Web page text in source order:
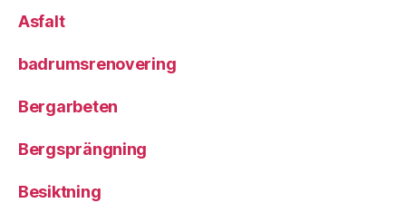
Asfalt
badrumsrenovering
Bergarbeten
Bergsprängning
Besiktning